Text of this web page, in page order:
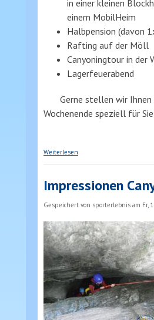
in einer kleinen
einem MobilHeim
Halbpension (davon
Rafting auf der Möll
Canyoningtour in der
Lagerfeuerabend
Gerne stellen wir Ihnen
Wochenende speziell für
Weiterlesen
Impressionen
Gespeichert von sporterlebnis am Fr,